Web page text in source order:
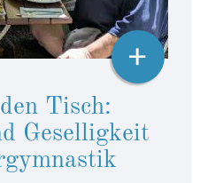
Tisch:
Geselligkeit
+